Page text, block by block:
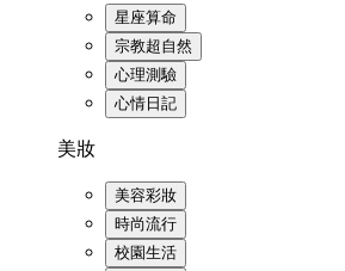
星座算命
宗教超自然
心理測驗
心情日記
美妝
美容彩妝
時尚流行
校園生活